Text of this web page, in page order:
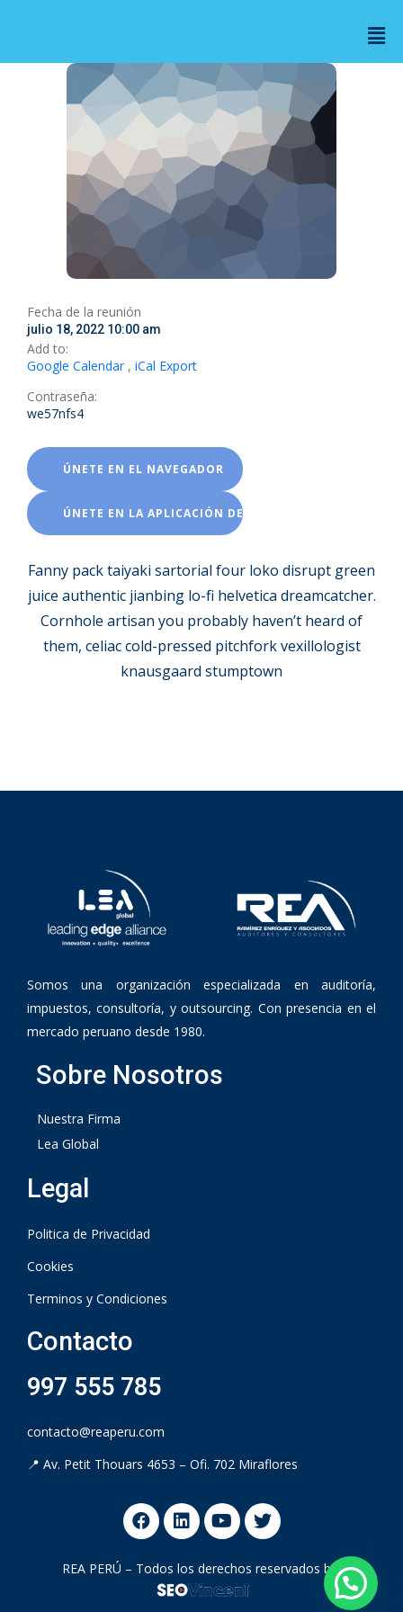
Fecha de la reunión
julio 18, 2022 10:00 am
Add to:
Google Calendar , iCal Export
Contraseña:
we57nfs4
ÚNETE EN EL NAVEGADOR
ÚNETE EN LA APLICACIÓN DE ZOOM
Fanny pack taiyaki sartorial four loko disrupt green
juice authentic jianbing lo-fi helvetica dreamcatcher.
Cornhole artisan you probably haven’t heard of
them, celiac cold-pressed pitchfork vexillologist
knausgaard stumptown
Somos una organización especializada en auditoría,
impuestos, consultoría, y outsourcing. Con presencia en el
mercado peruano desde 1980.
Sobre Nosotros
Nuestra Firma
Lea Global
Legal
Politica de Privacidad
Cookies
Terminos y Condiciones
Contacto
997 555 785
contacto@reaperu.com
📍 Av. Petit Thouars 4653 – Ofi. 702 Miraflores
REA PERÚ – Todos los derechos reservados by